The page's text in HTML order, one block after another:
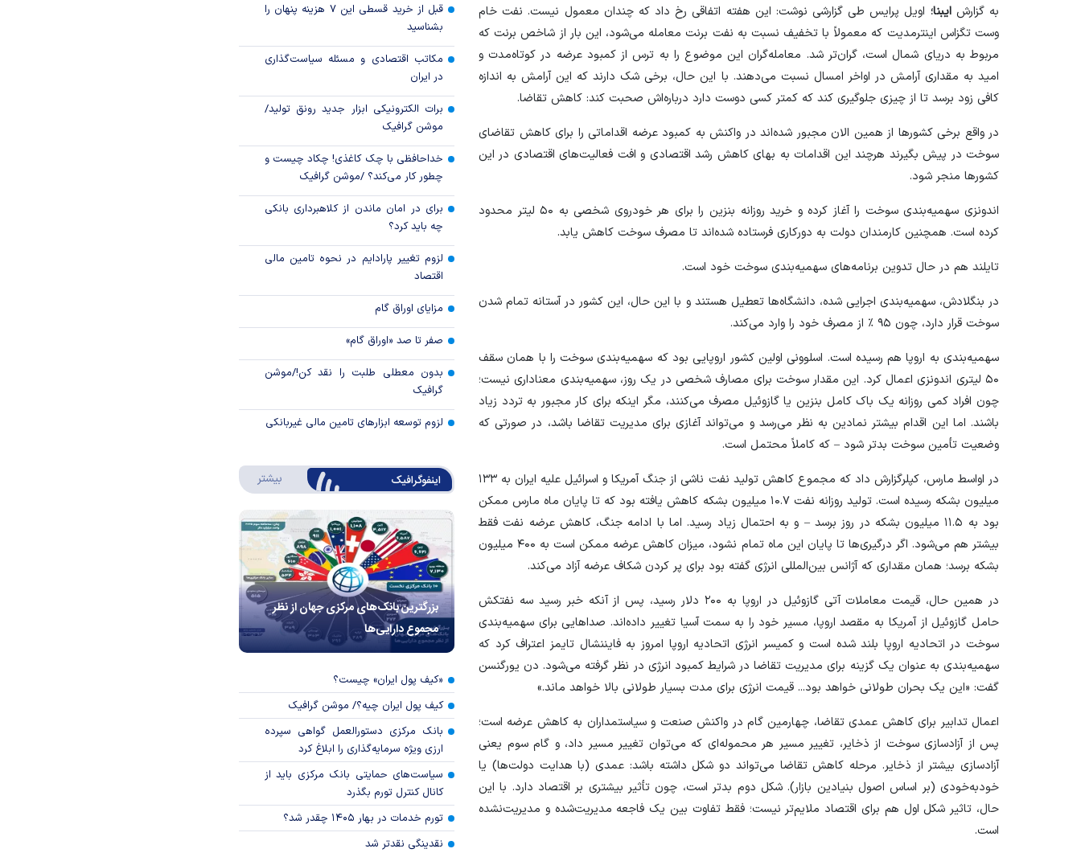
به گزارشایبنا؛ اویل پرایس طی گزارشی نوشت: این هفته اتفاقی رخ داد که چندان معمول نیست. نفت خام
وست تگزاس اینترمدیت که معمولاً با تخفیف نسبت به نفت برنت معامله می‌شود، این بار از شاخص برنت که
مربوط به دریای شمال است، گران‌تر شد. معامله‌گران این موضوع را به ترس از کمبود عرضه در کوتاه‌مدت و
امید به مقداری آرامش در اواخر امسال نسبت می‌دهند. با این حال، برخی شک دارند که این آرامش به اندازه
کافی زود برسد تا از چیزی جلوگیری کند که کمتر کسی دوست دارد درباره‌اش صحبت کند: کاهش تقاضا.
در واقع برخی کشور‌ها از همین الان مجبور شده‌اند در واکنش به کمبود عرضه اقداماتی را برای کاهش تقاضای
سوخت در پیش بگیرند هرچند این اقدامات به بهای کاهش رشد اقتصادی و افت فعالیت‌های اقتصادی در این
کشور‌ها منجر شود.
اندونزی سهمیه‌بندی سوخت را آغاز کرده و خرید روزانه بنزین را برای هر خودروی شخصی به ۵۰ لیتر محدود
کرده است. همچنین کارمندان دولت به دورکاری فرستاده شده‌اند تا مصرف سوخت کاهش یابد.
تایلند هم در حال تدوین برنامه‌های سهمیه‌بندی سوخت خود است.
در بنگلادش، سهمیه‌بندی اجرایی شده، دانشگاه‌ها تعطیل هستند و با این حال، این کشور در آستانه تمام شدن
سوخت قرار دارد، چون ۹۵ ٪ از مصرف خود را وارد می‌کند.
سهمیه‌بندی به اروپا هم رسیده است. اسلوونی اولین کشور اروپایی بود که سهمیه‌بندی سوخت را با همان سقف
۵۰ لیتری اندونزی اعمال کرد. این مقدار سوخت برای مصارف شخصی در یک روز، سهمیه‌بندی معناداری نیست؛
چون افراد کمی روزانه یک باک کامل بنزین یا گازوئیل مصرف می‌کنند، مگر اینکه برای کار مجبور به تردد زیاد
باشند. اما این اقدام بیشتر نمادین به نظر می‌رسد و می‌تواند آغازی برای مدیریت تقاضا باشد، در صورتی که
وضعیت تأمین سوخت بدتر شود – که کاملاً محتمل است.
در اواسط مارس، کپلرگزارش داد که مجموع کاهش تولید نفت ناشی از جنگ آمریکا و اسرائیل علیه ایران به ۱۳۳
میلیون بشکه رسیده است. تولید روزانه نفت ۱۰.۷ میلیون بشکه کاهش یافته بود که تا پایان ماه مارس ممکن
بود به ۱۱.۵ میلیون بشکه در روز برسد – و به احتمال زیاد رسید. اما با ادامه جنگ، کاهش عرضه نفت فقط
بیشتر هم می‌شود. اگر درگیری‌ها تا پایان این ماه تمام نشود، میزان کاهش عرضه ممکن است به ۴۰۰ میلیون
بشکه برسد؛ همان مقداری که آژانس بین‌المللی انرژی گفته بود برای پر کردن شکاف عرضه آزاد می‌کند.
در همین حال، قیمت معاملات آتی گازوئیل در اروپا به ۲۰۰ دلار رسید، پس از آنکه خبر رسید سه نفتکش
حامل گازوئیل از آمریکا به مقصد اروپا، مسیر خود را به سمت آسیا تغییر داده‌اند. صدا‌هایی برای سهمیه‌بندی
سوخت در اتحادیه اروپا بلند شده است و کمیسر انرژی اتحادیه اروپا امروز به فایننشال تایمز اعتراف کرد که
سهمیه‌بندی به عنوان یک گزینه برای مدیریت تقاضا در شرایط کمبود انرژی در نظر گرفته می‌شود. دن یورگنسن
گفت: «این یک بحران طولانی خواهد بود... قیمت انرژی برای مدت بسیار طولانی بالا خواهد ماند.»
اعمال تدابیر برای کاهش عمدی تقاضا، چهارمین گام در واکنش صنعت و سیاستمداران به کاهش عرضه است؛
پس از آزادسازی سوخت از ذخایر، تغییر مسیر هر محموله‌ای که می‌توان تغییر مسیر داد، و گام سوم یعنی
آزادسازی بیشتر از ذخایر. مرحله کاهش تقاضا می‌تواند دو شکل داشته باشد: عمدی (با هدایت دولت‌ها) یا
خودبه‌خودی (بر اساس اصول بنیادین بازار). شکل دوم بدتر است، چون تأثیر بیشتری بر اقتصاد دارد. با این
حال، تاثیر شکل اول هم برای اقتصاد ملایم‌تر نیست؛ فقط تفاوت بین یک فاجعه مدیریت‌شده و مدیریت‌نشده
است.
سهم جهش یافته اوراق مالی اسلامی در
تامین منابع دولت
چگونه از کارت‌های بانکی کمتر استفاده
کنیم تا حساب‌های اصلی ایمن‌تر بمانند؟
قبل از خرید قسطی این ۷ هزینه پنهان را
بشناسید
مکاتب اقتصادی و مسئله سیاست‌گذاری
در ایران
برات الکترونیکی ابزار جدید رونق تولید/
موشن گرافیک
خداحافظی با چک کاغذی! چکاد چیست و
چطور کار می‌کند؟ /موشن گرافیک
برای در امان ماندن از کلاهبرداری بانکی
چه باید کرد؟
لزوم تغییر پارادایم در نحوه تامین مالی
اقتصاد
مزایای اوراق گام
صفر تا صد «اوراق گام»
بدون معطلی طلبت را نقد کن!/موشن
گرافیک
لزوم توسعه ابزارهای تامین مالی غیربانکی
اینفوگرافیک بیشتر درباره اینفوگرافیک
بزرگترین بانک‌های مرکزی جهان از نظر
مجموع دارایی‌ها
«کیف پول ایران» چیست؟
کیف پول ایران چیه؟/ موشن گرافیک
بانک مرکزی دستورالعمل گواهی سپرده
ارزی ویژه سرمایه‌گذاری را ابلاغ کرد
سیاست‌های حمایتی بانک مرکزی باید از
کانال کنترل تورم بگذرد
تورم خدمات در بهار ۱۴۰۵ چقدر شد؟
نقدینگی نقدتر شد